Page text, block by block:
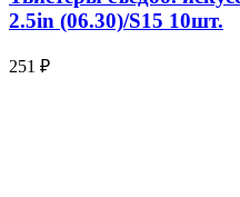
2.5in (06.30)/S15 10шт.
251 ₽